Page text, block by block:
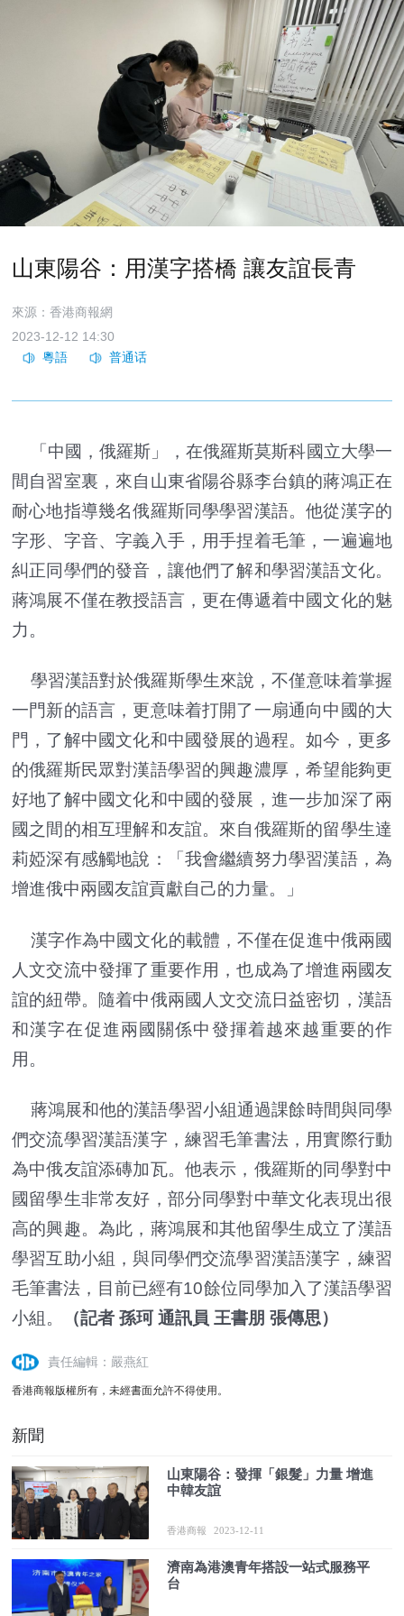
山東陽谷：用漢字搭橋 讓友誼長青
來源：香港商報網
2023-12-12 14:30
「中國，俄羅斯」，在俄羅斯莫斯科國立大學一
間自習室裏，來自山東省陽谷縣李台鎮的蔣鴻正在
耐心地指導幾名俄羅斯同學學習漢語。他從漢字的
字形、字音、字義入手，用手捏着毛筆，一遍遍地
糾正同學們的發音，讓他們了解和學習漢語文化。
蔣鴻展不僅在教授語言，更在傳遞着中國文化的魅
力。
學習漢語對於俄羅斯學生來說，不僅意味着掌握
一門新的語言，更意味着打開了一扇通向中國的大
門，了解中國文化和中國發展的過程。如今，更多
的俄羅斯民眾對漢語學習的興趣濃厚，希望能夠更
好地了解中國文化和中國的發展，進一步加深了兩
國之間的相互理解和友誼。來自俄羅斯的留學生達
莉婭深有感觸地說：「我會繼續努力學習漢語，為
增進俄中兩國友誼貢獻自己的力量。」
漢字作為中國文化的載體，不僅在促進中俄兩國
人文交流中發揮了重要作用，也成為了增進兩國友
誼的紐帶。隨着中俄兩國人文交流日益密切，漢語
和漢字在促進兩國關係中發揮着越來越重要的作
用。
蔣鴻展和他的漢語學習小組通過課餘時間與同學
們交流學習漢語漢字，練習毛筆書法，用實際行動
為中俄友誼添磚加瓦。他表示，俄羅斯的同學對中
國留學生非常友好，部分同學對中華文化表現出很
高的興趣。為此，蔣鴻展和其他留學生成立了漢語
學習互助小組，與同學們交流學習漢語漢字，練習
毛筆書法，目前已經有10餘位同學加入了漢語學習
小組。
（記者 孫珂 通訊員 王書朋 張傳思）
責任編輯：嚴燕紅
香港商報版權所有，未經書面允許不得使用。
新聞
山東陽谷：發揮「銀髮」力量 增進
中韓友誼
香港商報 2023-12-11
濟南為港澳青年搭設一站式服務平
台